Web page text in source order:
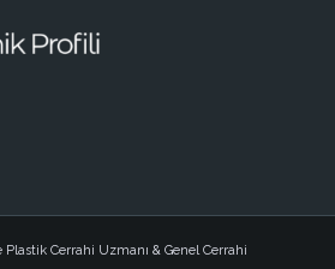
Plastik Cerrahi Uzmanı & Genel Cerrahi